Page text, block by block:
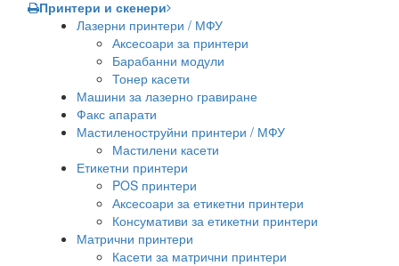
Принтери и скенери
Лазерни принтери / МФУ
Аксесоари за принтери
Барабанни модули
Тонер касети
Машини за лазерно гравиране
Факс апарати
Мастиленоструйни принтери / МФУ
Мастилени касети
Етикетни принтери
POS принтери
Аксесоари за етикетни принтери
Консумативи за етикетни принтери
Матрични принтери
Касети за матрични принтери